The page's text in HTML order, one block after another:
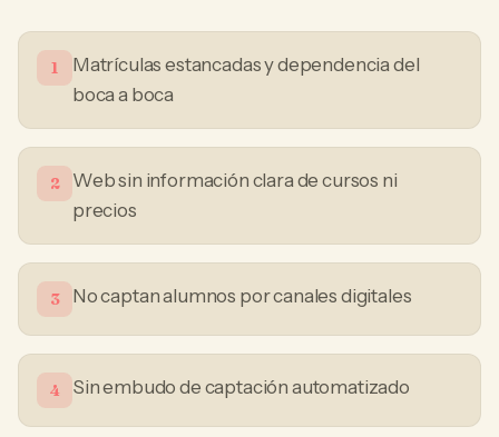
1
Matrículas estancadas y dependencia del
boca a boca
2
Web sin información clara de cursos ni
precios
3 No captan alumnos por canales digitales
4 Sin embudo de captación automatizado